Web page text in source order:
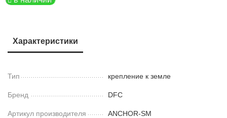
Характеристики
Тип крепление к земле
Бренд DFC
Артикул производителя ANCHOR-SM